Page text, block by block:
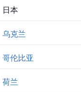
日本
乌克兰
哥伦比亚
荷兰